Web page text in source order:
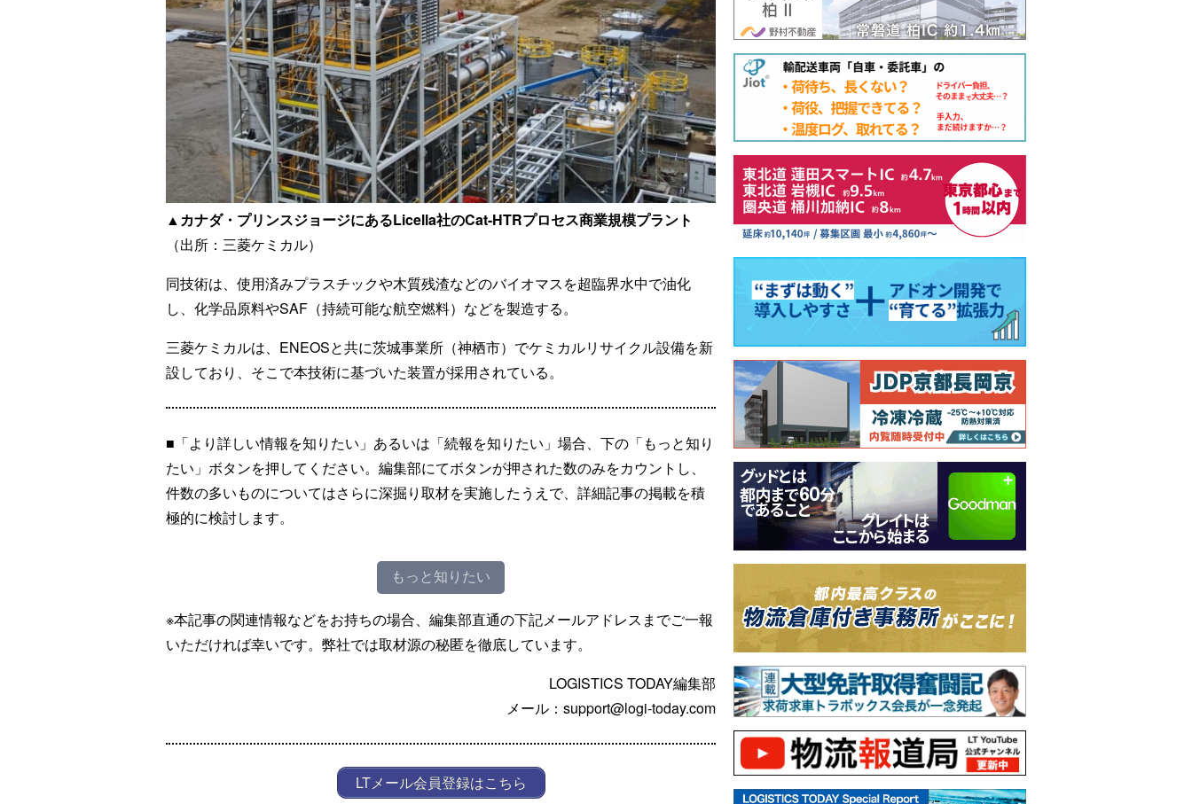
▲カナダ・プリンスジョージにあるLicella社のCat-HTRプロセス商業規模プラント
（出所：三菱ケミカル）
同技術は、使用済みプラスチックや木質残渣などのバイオマスを超臨界水中で油化
し、化学品原料やSAF（持続可能な航空燃料）などを製造する。
三菱ケミカルは、ENEOSと共に茨城事業所（神栖市）でケミカルリサイクル設備を新
設しており、そこで本技術に基づいた装置が採用されている。
■「より詳しい情報を知りたい」あるいは「続報を知りたい」場合、下の「もっと知り
たい」ボタンを押してください。編集部にてボタンが押された数のみをカウントし、
件数の多いものについてはさらに深掘り取材を実施したうえで、詳細記事の掲載を積
極的に検討します。
もっと知りたい
※本記事の関連情報などをお持ちの場合、編集部直通の下記メールアドレスまでご一報
いただければ幸いです。弊社では取材源の秘匿を徹底しています。
LOGISTICS TODAY編集部
メール：support@logi-today.com
LTメール会員登録はこちら